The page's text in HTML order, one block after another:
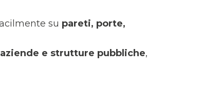
su pareti, porte,
e strutture pubbliche,